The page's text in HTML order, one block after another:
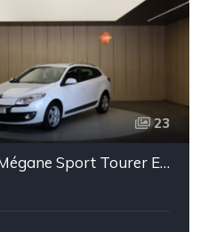
23
Renault Mégane Sport Tourer ENERGY dCi 110 Start & Stopp Expression